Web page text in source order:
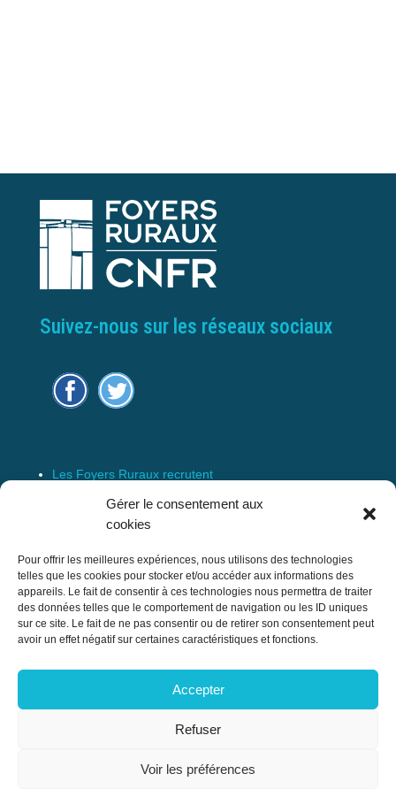
Gérer le consentement aux
cookies
Pour offrir les meilleures expériences, nous utilisons des technologies
telles que les cookies pour stocker et/ou accéder aux informations des
appareils. Le fait de consentir à ces technologies nous permettra de traiter
des données telles que le comportement de navigation ou les ID uniques
sur ce site. Le fait de ne pas consentir ou de retirer son consentement peut
avoir un effet négatif sur certaines caractéristiques et fonctions.
Accepter
Refuser
Voir les préférences
Suivez-nous sur les réseaux sociaux
Les Foyers Ruraux recrutent
Connexion
Espace Membre
Confédération Nationale des Foyers Ruraux
& Associations de développement et
17 rue Navoiseau – 93100 MONTREUIL